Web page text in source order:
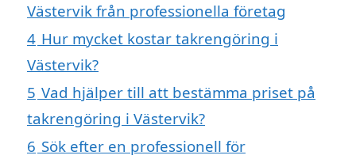
Västervik från professionella företag
4 Hur mycket kostar takrengöring i
Västervik?
5 Vad hjälper till att bestämma priset på
takrengöring i Västervik?
6 Sök efter en professionell för